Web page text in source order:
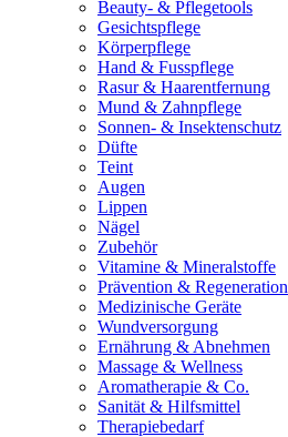
Beauty- & Pflegetools
Gesichtspflege
Körperpflege
Hand & Fusspflege
Rasur & Haarentfernung
Mund & Zahnpflege
Sonnen- & Insektenschutz
Düfte
Teint
Augen
Lippen
Nägel
Zubehör
Vitamine & Mineralstoffe
Prävention & Regeneration
Medizinische Geräte
Wundversorgung
Ernährung & Abnehmen
Massage & Wellness
Aromatherapie & Co.
Sanität & Hilfsmittel
Therapiebedarf